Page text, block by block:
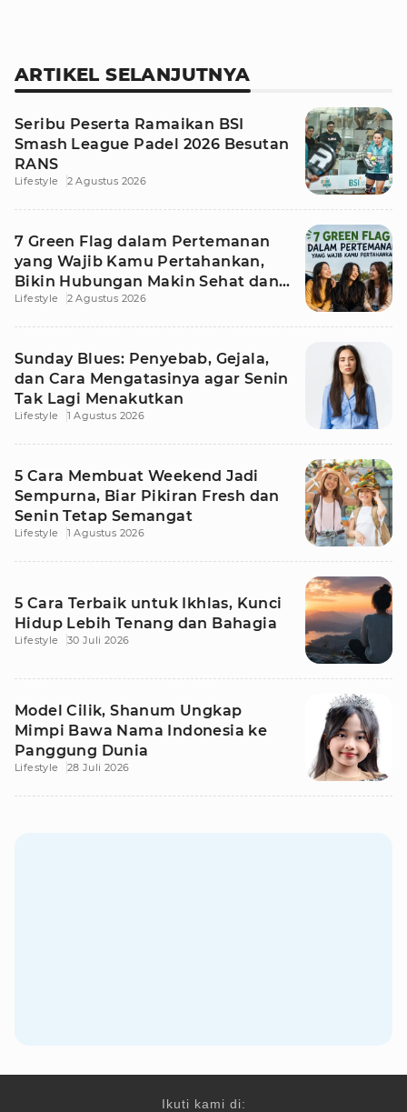
ARTIKEL SELANJUTNYA
Seribu Peserta Ramaikan BSI
Smash League Padel 2026 Besutan
RANS
Lifestyle 2 Agustus 2026
7 Green Flag dalam Pertemanan
yang Wajib Kamu Pertahankan,
Bikin Hubungan Makin Sehat dan
Awet
Lifestyle 2 Agustus 2026
Sunday Blues: Penyebab, Gejala,
dan Cara Mengatasinya agar Senin
Tak Lagi Menakutkan
Lifestyle 1 Agustus 2026
5 Cara Membuat Weekend Jadi
Sempurna, Biar Pikiran Fresh dan
Senin Tetap Semangat
Lifestyle 1 Agustus 2026
5 Cara Terbaik untuk Ikhlas, Kunci
Hidup Lebih Tenang dan Bahagia
Lifestyle 30 Juli 2026
Model Cilik, Shanum Ungkap
Mimpi Bawa Nama Indonesia ke
Panggung Dunia
Lifestyle 28 Juli 2026
Ikuti kami di: